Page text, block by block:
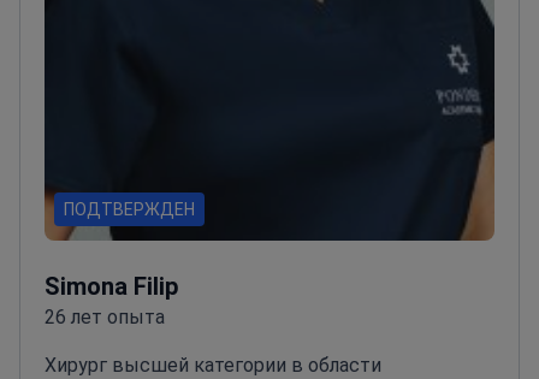
ПОДТВЕРЖДЕН
Simona Filip
26 лет опыта
Хирург высшей категории в области